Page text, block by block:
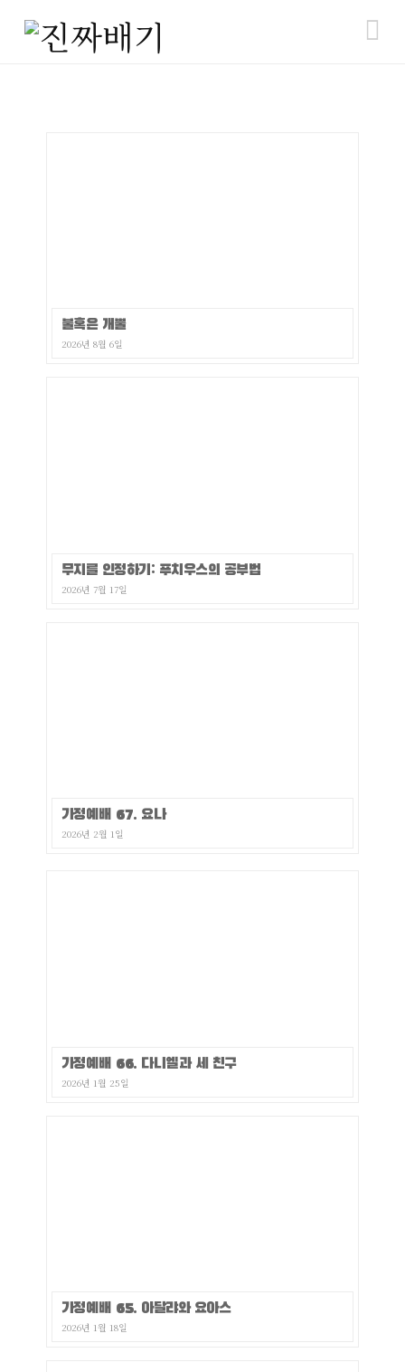
불혹은 개뿔
2026년 8월 6일
무지를 인정하기: 푸치우스의 공부법
2026년 7월 17일
가정예배 67. 요나
2026년 2월 1일
가정예배 66. 다니엘과 세 친구
2026년 1월 25일
가정예배 65. 아달랴와 요아스
2026년 1월 18일